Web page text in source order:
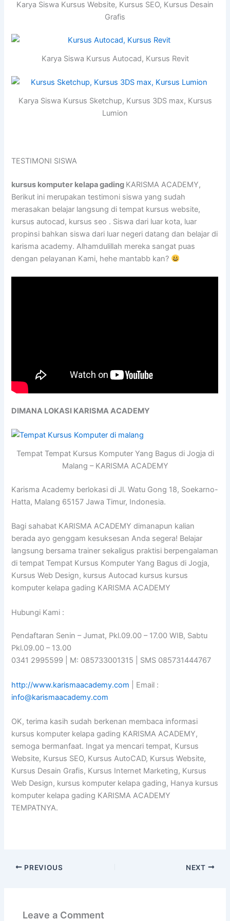
Karya Siswa Kursus Website, Kursus SEO, Kursus Desain
Grafis
Karya Siswa Kursus Autocad, Kursus Revit
Karya Siswa Kursus Sketchup, Kursus 3DS max, Kursus
Lumion
TESTIMONI SISWA
kursus komputer kelapa gading KARISMA ACADEMY,
Berikut ini merupakan testimoni siswa yang sudah
merasakan belajar langsung di tempat kursus website,
kursus autocad, kursus seo . Siswa dari luar kota, luar
propinsi bahkan siswa dari luar negeri datang dan belajar di
karisma academy. Alhamdulillah mereka sangat puas
dengan pelayanan Kami, hehe mantabb kan?
DIMANA LOKASI KARISMA ACADEMY
Tempat Tempat Kursus Komputer Yang Bagus di Jogja di
Malang – KARISMA ACADEMY
Karisma Academy berlokasi di Jl. Watu Gong 18, Soekarno-
Hatta, Malang 65157 Jawa Timur, Indonesia.
Bagi sahabat KARISMA ACADEMY dimanapun kalian
berada ayo genggam kesuksesan Anda segera! Belajar
langsung bersama trainer sekaligus praktisi berpengalaman
di tempat Tempat Kursus Komputer Yang Bagus di Jogja,
Kursus Web Design, kursus Autocad kursus kursus
komputer kelapa gading KARISMA ACADEMY
Hubungi Kami :
Pendaftaran Senin – Jumat, Pkl.09.00 – 17.00 WIB, Sabtu
Pkl.09.00 – 13.00
0341 2995599 | M: 085733001315 | SMS 085731444767
http://www.karismaacademy.com | Email :
info@karismaacademy.com
OK, terima kasih sudah berkenan membaca informasi
kursus komputer kelapa gading KARISMA ACADEMY,
semoga bermanfaat. Ingat ya mencari tempat, Kursus
Website, Kursus SEO, Kursus AutoCAD, Kursus Website,
Kursus Desain Grafis, Kursus Internet Marketing, Kursus
Web Design, kursus komputer kelapa gading, Hanya kursus
komputer kelapa gading KARISMA ACADEMY
TEMPATNYA.
PREVIOUS NEXT
Leave a Comment